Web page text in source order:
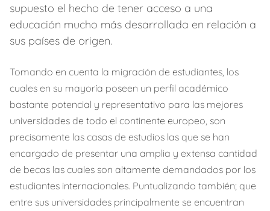
supuesto el hecho de tener acceso a una
educación mucho más desarrollada en relación a
sus países de origen.
Tomando en cuenta la migración de estudiantes, los
cuales en su mayoría poseen un perfil académico
bastante potencial y representativo para las mejores
universidades de todo el continente europeo, son
precisamente las casas de estudios las que se han
encargado de presentar una amplia y extensa cantidad
de becas las cuales son altamente demandados por los
estudiantes internacionales. Puntualizando también; que
entre sus universidades principalmente se encuentran